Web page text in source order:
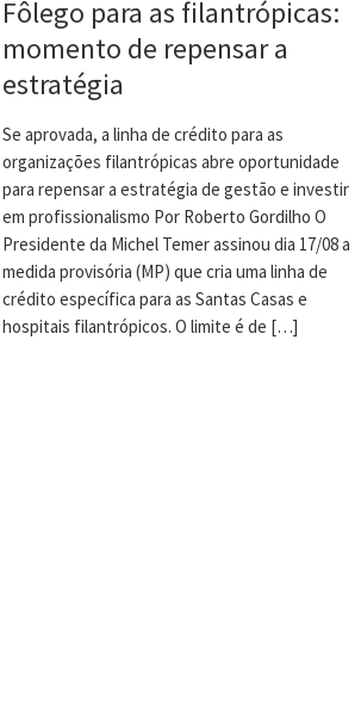
Fôlego para as filantrópicas:
momento de repensar a
estratégia
Se aprovada, a linha de crédito para as
organizações filantrópicas abre oportunidade
para repensar a estratégia de gestão e investir
em profissionalismo Por Roberto Gordilho O
Presidente da Michel Temer assinou dia 17/08 a
medida provisória (MP) que cria uma linha de
crédito específica para as Santas Casas e
hospitais filantrópicos. O limite é de […]